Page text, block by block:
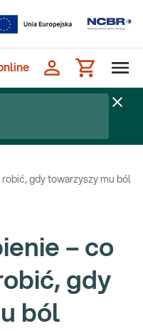
gdy towarzyszy mu ból
– co
gdy
ból